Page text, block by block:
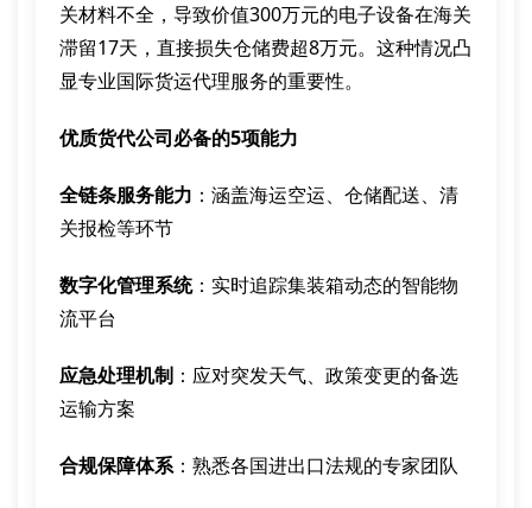
关材料不全，导致价值300万元的电子设备在海关
滞留17天，直接损失仓储费超8万元。这种情况凸
显专业国际货运代理服务的重要性。
优质货代公司必备的5项能力
全链条服务能力 ：涵盖海运空运、仓储配送、清
关报检等环节
数字化管理系统：实时追踪集装箱动态的智能物
流平台
应急处理机制 ：应对突发天气、政策变更的备选
运输方案
合规保障体系：熟悉各国进出口法规的专家团队